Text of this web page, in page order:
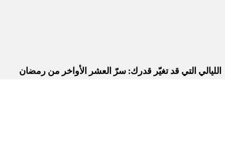
الليالي التي قد تغيّر قدرك: سرّ العشر الأواخر من رمضان